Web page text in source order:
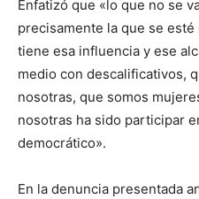
Enfatizó que «lo que no se
precisamente la que se
tiene esa influencia y ese
medio con descalificativos,
nosotras, que somos
nosotras ha sido participar
democrático».
En la denuncia presentada